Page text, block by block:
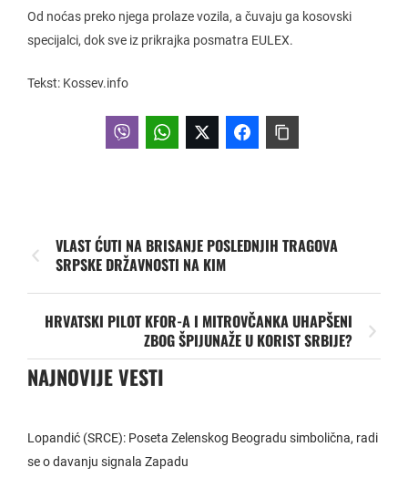
Od noćas preko njega prolaze vozila, a čuvaju ga kosovski
specijalci, dok sve iz prikrajka posmatra EULEX.
Tekst: Kossev.info
VLAST ĆUTI NA BRISANJE POSLEDNJIH TRAGOVA
SRPSKE DRŽAVNOSTI NA KIM
HRVATSKI PILOT KFOR-A I MITROVČANKA UHAPŠENI
ZBOG ŠPIJUNAŽE U KORIST SRBIJE?
NAJNOVIJE VESTI
Lopandić (SRCE): Poseta Zelenskog Beogradu simbolična, radi
se o davanju signala Zapadu